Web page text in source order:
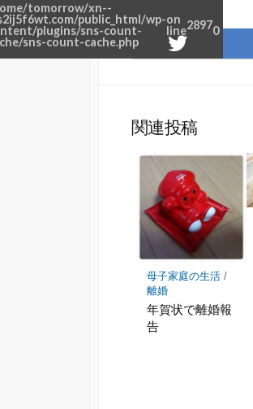
で
ア
tomorrow/xn--
public_html/wp-
plugins/sns-count-
sns-count-cache.php
on
line28970
関連投稿
母子家庭の生活 /
離婚
年賀状で離婚報
告